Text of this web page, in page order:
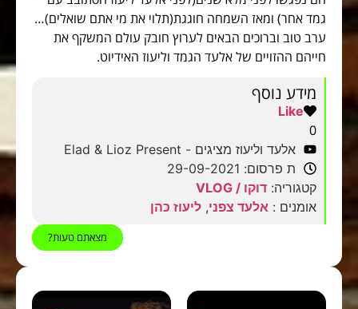
גמד אחר) ומאז השמחה חוגגת(תלוי את מי אתם שואלים)…
ערב טוב וברוכים הבאים לערוץ חובק עולם המשקף את
חייהם ההזויים של אלעד הגמד וליעוז האידיוט.
מידע נוסף
Like
0
אלעד וליעוז מציגים - Elad & Lioz Present
ת פרסום: 29-09-2021
קטגוריה: דוקו / VLOG
אומנים : אלעד צפני, ליעוז כהן
מצאתם טעות?